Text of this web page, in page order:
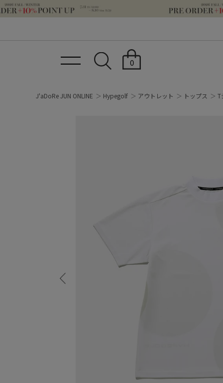
0
J'aDoRe JUN ONLINE Hypegolf アウトレット トップス T